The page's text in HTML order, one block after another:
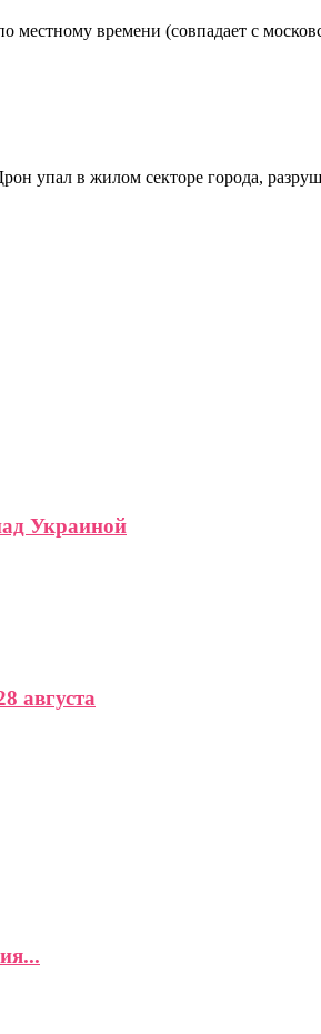
времени (совпадает с
упал в жилом секторе города,
Украиной
августа